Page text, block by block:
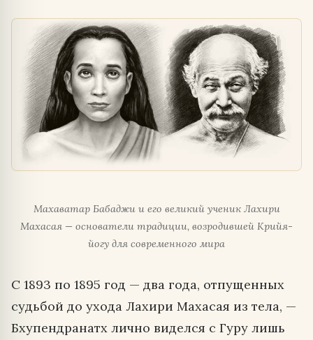
Махаватар Бабаджи и его великий ученик Лахири
Махасая — основатели традиции, возродившей Крийя-
йогу для современного мира
С 1893 по 1895 год — два года, отпущенных
судьбой до ухода Лахири Махасая из тела, —
Бхупендранатх лично виделся с Гуру лишь